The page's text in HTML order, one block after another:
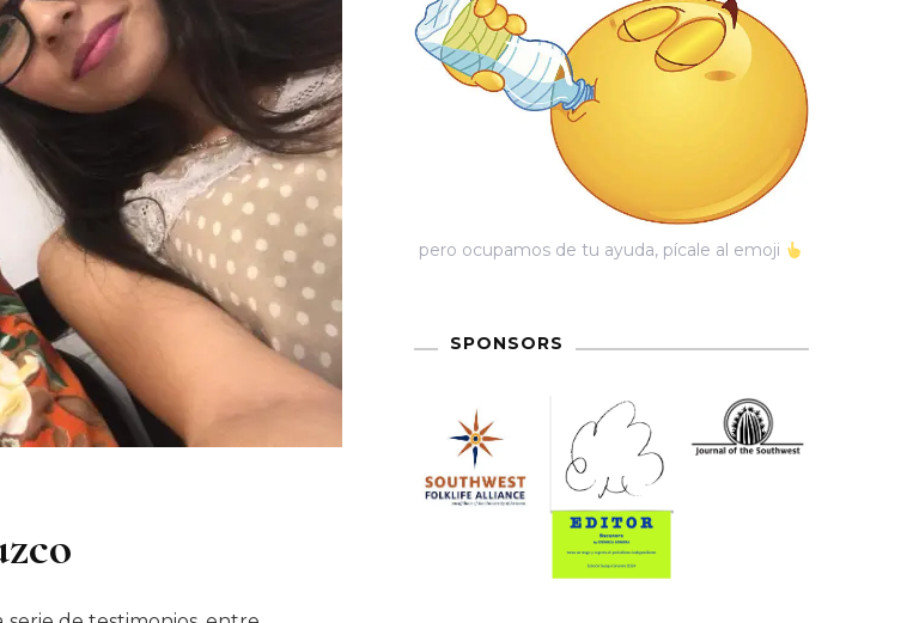
pero ocupamos de tu ayuda, pícale al emoji
SPONSORS